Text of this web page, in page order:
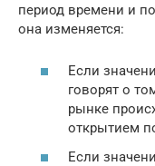
период времени и
она изменяется:
Если
говорят о
рынке
открытием
Если